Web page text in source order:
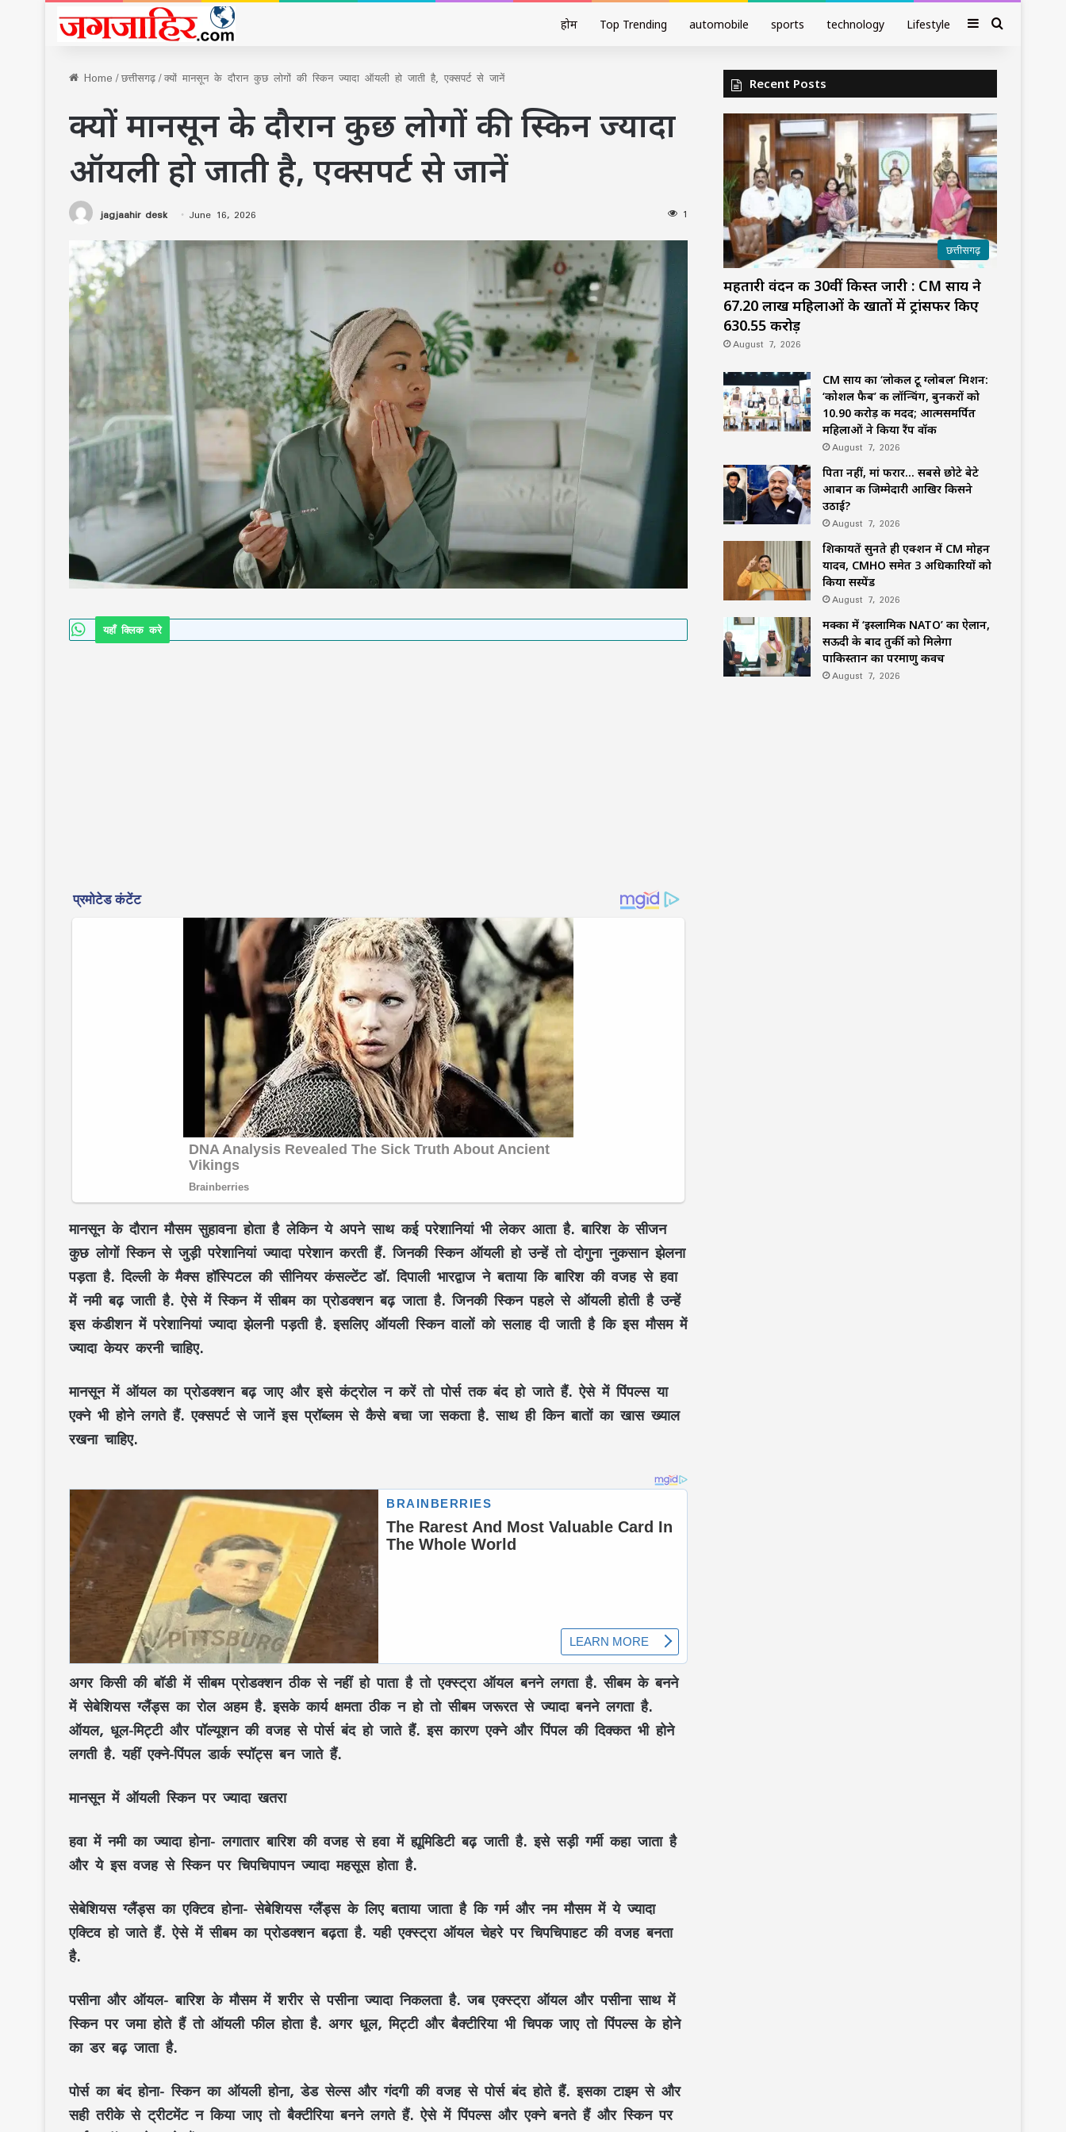
होम Top Trending automobile sports technology Lifestyle SidebarSearch
Home/छत्तीसगढ़/क्यों मानसून के दौरान कुछ लोगों की स्किन ज्यादा ऑयली हो जाती है, एक्सपर्ट से जानें
क्यों मानसून के दौरान कुछ लोगों की स्किन ज्यादा
ऑयली हो जाती है, एक्सपर्ट से जानें
jagjaahir desk June 16, 2026 1
यहाँ क्लिक करे
मानसून के दौरान मौसम सुहावना होता है लेकिन ये अपने साथ कई परेशानियां भी लेकर आता है. बारिश के सीजन
कुछ लोगों स्किन से जुड़ी परेशानियां ज्यादा परेशान करती हैं. जिनकी स्किन ऑयली हो उन्हें तो दोगुना नुकसान झेलना
पड़ता है. दिल्ली के मैक्स हॉस्पिटल की सीनियर कंसल्टेंट डॉ. दिपाली भारद्वाज ने बताया कि बारिश की वजह से हवा
में नमी बढ़ जाती है. ऐसे में स्किन में सीबम का प्रोडक्शन बढ़ जाता है. जिनकी स्किन पहले से ऑयली होती है उन्हें
इस कंडीशन में परेशानियां ज्यादा झेलनी पड़ती है. इसलिए ऑयली स्किन वालों को सलाह दी जाती है कि इस मौसम में
ज्यादा केयर करनी चाहिए.
मानसून में ऑयल का प्रोडक्शन बढ़ जाए और इसे कंट्रोल न करें तो पोर्स तक बंद हो जाते हैं. ऐसे में पिंपल्स या
एक्ने भी होने लगते हैं. एक्सपर्ट से जानें इस प्रॉब्लम से कैसे बचा जा सकता है. साथ ही किन बातों का खास ख्याल
रखना चाहिए.
अगर किसी की बॉडी में सीबम प्रोडक्शन ठीक से नहीं हो पाता है तो एक्स्ट्रा ऑयल बनने लगता है. सीबम के बनने
में सेबेशियस ग्लैंड्स का रोल अहम है. इसके कार्य क्षमता ठीक न हो तो सीबम जरूरत से ज्यादा बनने लगता है.
ऑयल, धूल-मिट्टी और पॉल्यूशन की वजह से पोर्स बंद हो जाते हैं. इस कारण एक्ने और पिंपल की दिक्कत भी होने
लगती है. यहीं एक्ने-पिंपल डार्क स्पॉट्स बन जाते हैं.
मानसून में ऑयली स्किन पर ज्यादा खतरा
हवा में नमी का ज्यादा होना- लगातार बारिश की वजह से हवा में ह्यूमिडिटी बढ़ जाती है. इसे सड़ी गर्मी कहा जाता है
और ये इस वजह से स्किन पर चिपचिपापन ज्यादा महसूस होता है.
सेबेशियस ग्लैंड्स का एक्टिव होना- सेबेशियस ग्लैंड्स के लिए बताया जाता है कि गर्म और नम मौसम में ये ज्यादा
एक्टिव हो जाते हैं. ऐसे में सीबम का प्रोडक्शन बढ़ता है. यही एक्स्ट्रा ऑयल चेहरे पर चिपचिपाहट की वजह बनता
है.
पसीना और ऑयल- बारिश के मौसम में शरीर से पसीना ज्यादा निकलता है. जब एक्स्ट्रा ऑयल और पसीना साथ में
स्किन पर जमा होते हैं तो ऑयली फील होता है. अगर धूल, मिट्टी और बैक्टीरिया भी चिपक जाए तो पिंपल्स के होने
का डर बढ़ जाता है.
पोर्स का बंद होना- स्किन का ऑयली होना, डेड सेल्स और गंदगी की वजह से पोर्स बंद होते हैं. इसका टाइम से और
सही तरीके से ट्रीटमेंट न किया जाए तो बैक्टीरिया बनने लगते हैं. ऐसे में पिंपल्स और एक्ने बनते हैं और स्किन पर
महतारी वंदन की 30वीं किस्त जारी : CM साय ने
Recent Posts
छत्तीसगढ़
महतारी वंदन की 30वीं किस्त जारी : CM साय ने
67.20 लाख महिलाओं के खातों में ट्रांसफर किए
₹630.55 करोड़
August 7, 2026
CM साय का ‘लोकल टू ग्लोबल’ मिशन:
‘कोशल फैब’ की लॉन्चिंग, बुनकरों को
10.90 करोड़ की मदद; आत्मसमर्पित
महिलाओं ने किया रैंप वॉक
August 7, 2026
पिता नहीं, मां फरार… सबसे छोटे बेटे
आबान की जिम्मेदारी आखिर किसने
उठाई?
August 7, 2026
शिकायतें सुनते ही एक्शन में CM मोहन
यादव, CMHO समेत 3 अधिकारियों को
किया सस्पेंड
August 7, 2026
मक्का में ‘इस्लामिक NATO’ का ऐलान,
सऊदी के बाद तुर्की को मिलेगा
पाकिस्तान का परमाणु कवच
August 7, 2026